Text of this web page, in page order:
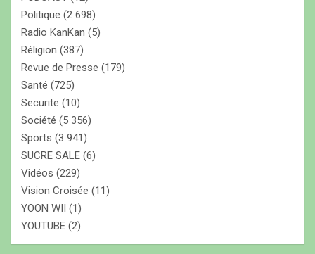
Politique (2 698)
Radio KanKan (5)
Réligion (387)
Revue de Presse (179)
Santé (725)
Securite (10)
Société (5 356)
Sports (3 941)
SUCRE SALE (6)
Vidéos (229)
Vision Croisée (11)
YOON WII (1)
YOUTUBE (2)